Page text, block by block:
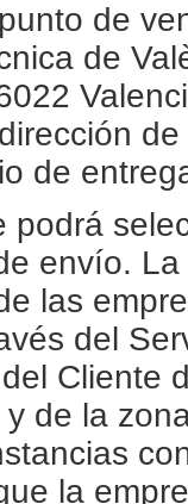
de
de
de
podrá
envío.
las
del
Cliente
de la
la